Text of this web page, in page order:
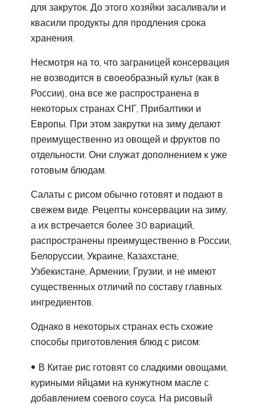
для закруток. До этого хозяйки засаливали и
квасили продукты для продления срока
хранения.
Несмотря на то, что заграницей консервация
не возводится в своеобразный культ (как в
России), она все же распространена в
некоторых странах СНГ, Прибалтики и
Европы. При этом закрутки на зиму делают
преимущественно из овощей и фруктов по
отдельности. Они служат дополнением к уже
готовым блюдам.
Салаты с рисом обычно готовят и подают в
свежем виде. Рецепты консервации на зиму,
а их встречается более 30 вариаций,
распространены преимущественно в России,
Белоруссии, Украине, Казахстане,
Узбекистане, Армении, Грузии, и не имеют
существенных отличий по составу главных
ингредиентов.
Однако в некоторых странах есть схожие
способы приготовления блюд с рисом:
В Китае рис готовят со сладкими овощами,
куриными яйцами на кунжутном масле с
добавлением соевого соуса. На рисовый